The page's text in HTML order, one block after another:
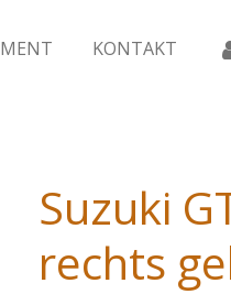
KONTAKT
Suzuki
rechts